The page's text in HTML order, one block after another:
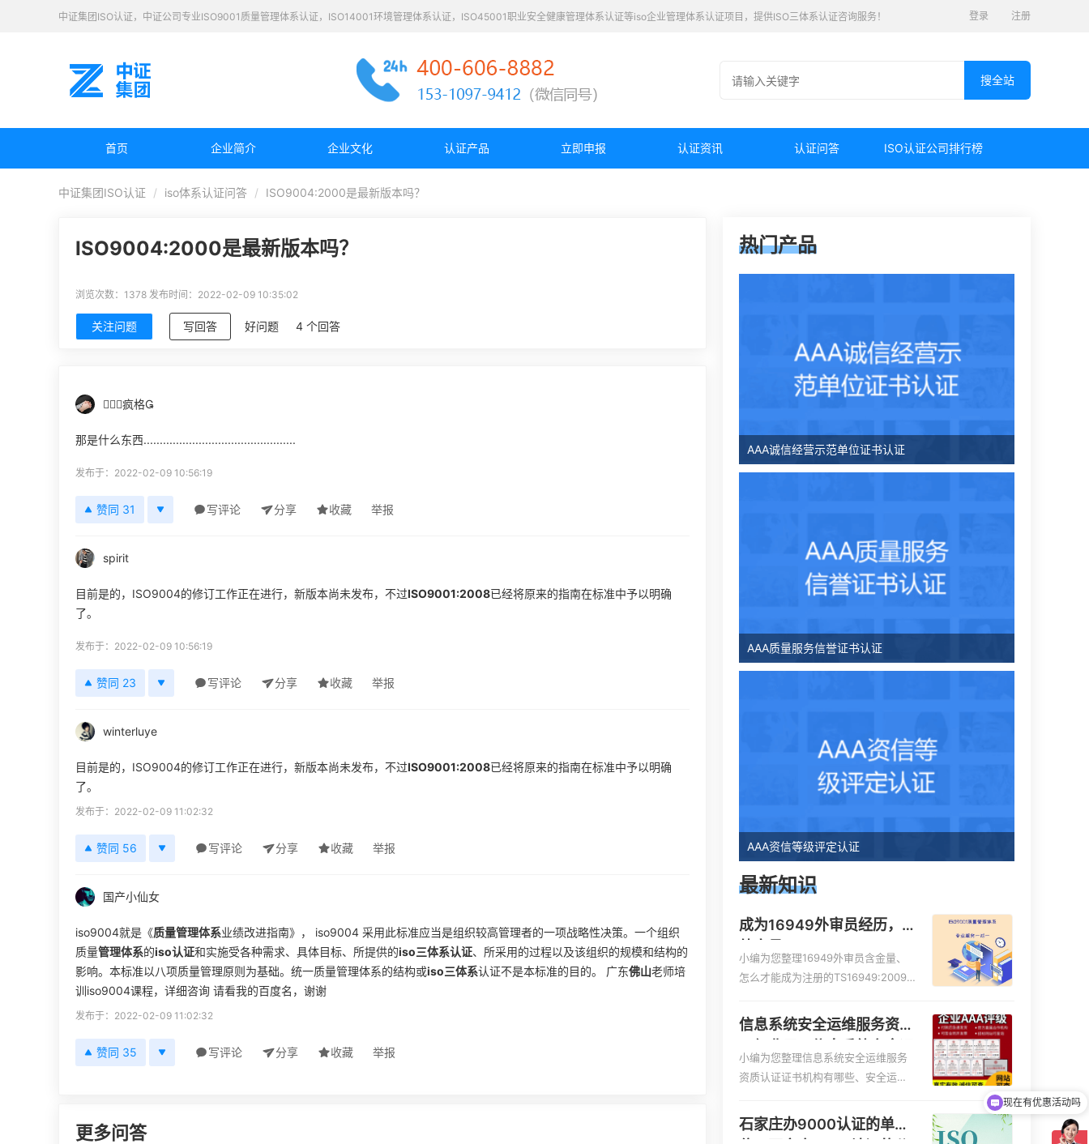
中证集团ISO认证，中证公司专业ISO9001质量管理体系认证，ISO14001环境管理体系认证，ISO45001职业安全健康管理体系认证等iso企业管理体系认证项目，提供ISO三体系认证咨询服务！ 登录 注册
首页 企业简介 企业文化 认证产品 立即申报 认证资讯 认证问答 ISO认证公司排行榜
中证集团ISO认证 iso体系认证问答 ISO9004:2000是最新版本吗？
ISO9004:2000是最新版本吗？
浏览次数：1378 发布时间：2022-02-09 10:35:02
关注问题 写回答 好问题 4 个回答
♛♛疯格
那是什么东西...............................................
发布于：2022-02-09 10:56:19
赞同 31 写评论 分享 收藏 举报
spirit
目前是的，ISO9004的修订工作正在进行，新版本尚未发布，不过ISO9001:2008已经将原来的指南在标准中予以明确
了。
发布于：2022-02-09 10:56:19
赞同 23 写评论 分享 收藏 举报
winterluye
目前是的，ISO9004的修订工作正在进行，新版本尚未发布，不过ISO9001:2008已经将原来的指南在标准中予以明确
了。
发布于：2022-02-09 11:02:32
赞同 56 写评论 分享 收藏 举报
国产小仙女
iso9004就是《质量管理体系业绩改进指南》， iso9004 采用此标准应当是组织较高管理者的一项战略性决策。一个组织
质量管理体系的iso认证和实施受各种需求、具体目标、所提供的iso三体系认证、所采用的过程以及该组织的规模和结构的
影响。本标准以八项质量管理原则为基础。统一质量管理体系的结构或iso三体系认证不是本标准的目的。 广东佛山老师培
训iso9004课程，详细咨询 请看我的百度名，谢谢
发布于：2022-02-09 11:02:32
赞同 35 写评论 分享 收藏 举报
更多问答
热门产品
AAA诚信经营示范单位证书认证
AAA质量服务信誉证书认证
AAA资信等级评定认证
最新知识
成为16949外审员经历，
小编为您整理16949外审员含金量、
怎么才能成为注册的TS16949:2009
过不了解具体情况、iso9000外审
员、SA8000外审员培训相关iso体系
认证知识，详情可查看下方正文！
信息系统安全运维服务资质
维服务资质二级
小编为您整理信息系统安全运维服务
资质认证证书机构有哪些、安全运维
服务资质哪家便宜、安全运维服务资
质认证哪家效率高、信息系统安全集
石家庄办9000认证的单
现在有优惠活动吗